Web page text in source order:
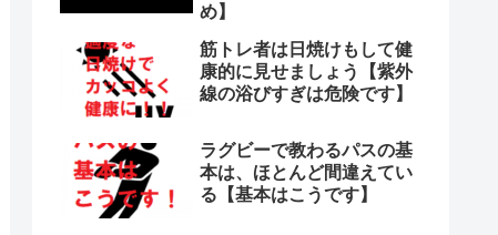
め】
筋トレ者は日焼けもして健
康的に見せましょう【紫外
線の浴びすぎは危険です】
ラグビーで教わるパスの基
本は、ほとんど間違えてい
る【基本はこうです】